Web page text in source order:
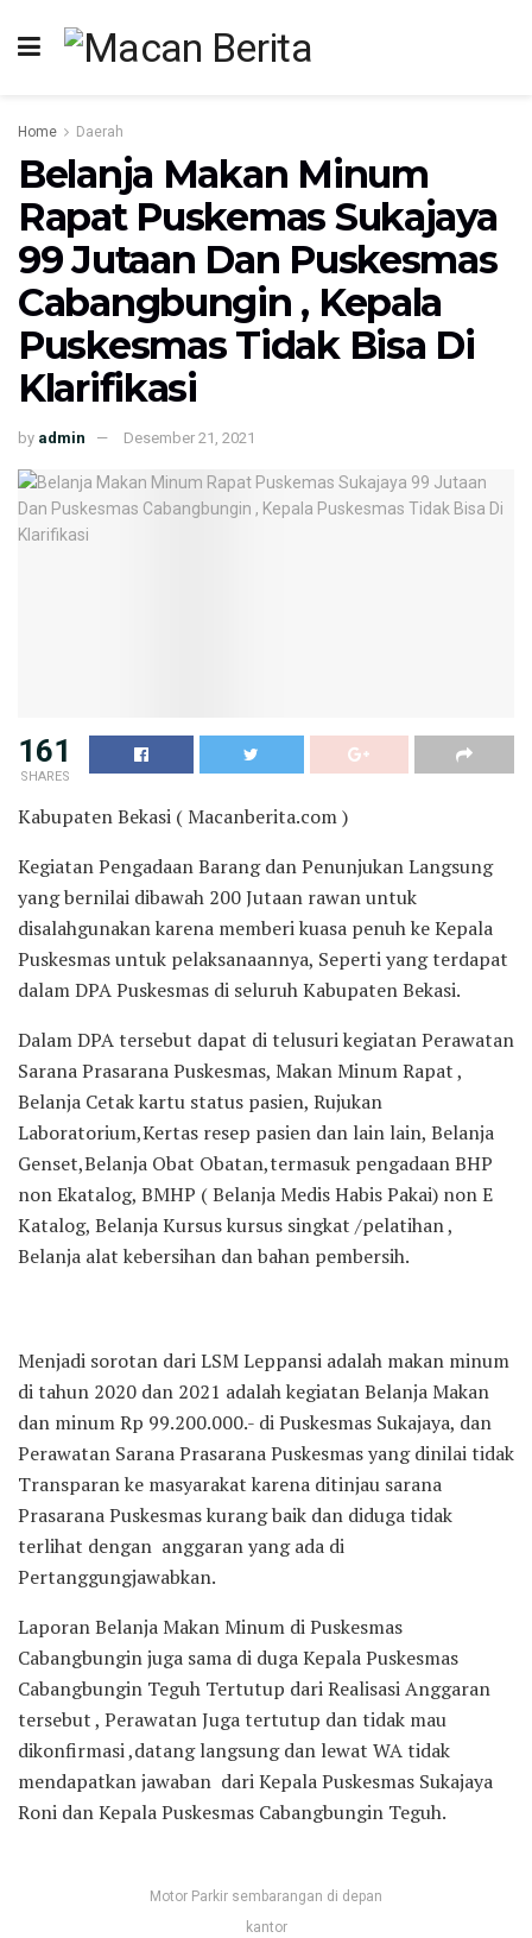
Home Daerah
Belanja Makan Minum
Rapat Puskemas Sukajaya
99 Jutaan Dan Puskesmas
Cabangbungin , Kepala
Puskesmas Tidak Bisa Di
Klarifikasi
by admin Desember 21, 2021
161
SHARES
Kabupaten Bekasi ( Macanberita.com )
Kegiatan Pengadaan Barang dan Penunjukan Langsung
yang bernilai dibawah 200 Jutaan rawan untuk
disalahgunakan karena memberi kuasa penuh ke Kepala
Puskesmas untuk pelaksanaannya, Seperti yang terdapat
dalam DPA Puskesmas di seluruh Kabupaten Bekasi.
Dalam DPA tersebut dapat di telusuri kegiatan Perawatan
Sarana Prasarana Puskesmas, Makan Minum Rapat ,
Belanja Cetak kartu status pasien, Rujukan
Laboratorium,Kertas resep pasien dan lain lain, Belanja
Genset,Belanja Obat Obatan,termasuk pengadaan BHP
non Ekatalog, BMHP ( Belanja Medis Habis Pakai) non E
Katalog, Belanja Kursus kursus singkat /pelatihan ,
Belanja alat kebersihan dan bahan pembersih.
Menjadi sorotan dari LSM Leppansi adalah makan minum
di tahun 2020 dan 2021 adalah kegiatan Belanja Makan
dan minum Rp 99.200.000.- di Puskesmas Sukajaya, dan
Perawatan Sarana Prasarana Puskesmas yang dinilai tidak
Transparan ke masyarakat karena ditinjau sarana
Prasarana Puskesmas kurang baik dan diduga tidak
terlihat dengan anggaran yang ada di
Pertanggungjawabkan.
Laporan Belanja Makan Minum di Puskesmas
Cabangbungin juga sama di duga Kepala Puskesmas
Cabangbungin Teguh Tertutup dari Realisasi Anggaran
tersebut , Perawatan Juga tertutup dan tidak mau
dikonfirmasi ,datang langsung dan lewat WA tidak
mendapatkan jawaban dari Kepala Puskesmas Sukajaya
Roni dan Kepala Puskesmas Cabangbungin Teguh.
Motor Parkir sembarangan di depan
kantor